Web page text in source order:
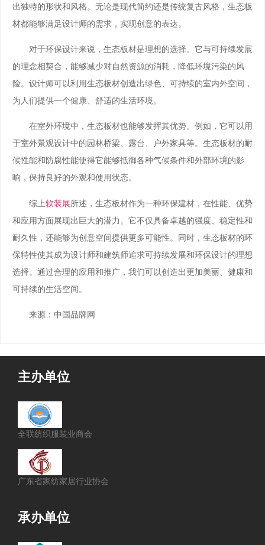
出独特的形状和风格。无论是现代简约还是传统复古风格，生态板
材都能够满足设计师的需求，实现创意的表达。
对于环保设计来说，生态板材是理想的选择。它与可持续发展
的理念相契合，能够减少对自然资源的消耗，降低环境污染的风
险。设计师可以利用生态板材创造出绿色、可持续的室内外空间，
为人们提供一个健康、舒适的生活环境。
在室外环境中，生态板材也能够发挥其优势。例如，它可以用
于室外景观设计中的园林桥梁、露台、户外家具等。生态板材的耐
候性能和防腐性能使得它能够抵御各种气候条件和外部环境的影
响，保持良好的外观和使用状态。
综上软装展所述，生态板材作为一种环保建材，在性能、优势
和应用方面展现出巨大的潜力。它不仅具备卓越的强度、稳定性和
耐久性，还能够为创意空间提供更多可能性。同时，生态板材的环
保特性使其成为设计师和建筑师追求可持续发展和环保设计的理想
选择。通过合理的应用和推广，我们可以创造出更加美丽、健康和
可持续的生活空间。
来源：中国品牌网
主办单位
全联纺织服装业商会
广东省家纺家居行业协会
承办单位